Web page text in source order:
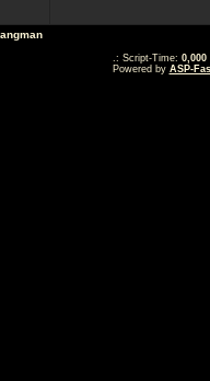
.: Script-Time: 0,000
Powered by ASP-